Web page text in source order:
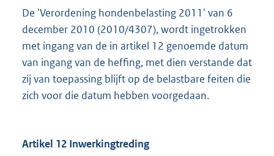
De 'Verordening hondenbelasting 2011' van 6
december 2010 (2010/4307), wordt ingetrokken
met ingang van de in artikel 12 genoemde datum
van ingang van de heffing, met dien verstande dat
zij van toepassing blijft op de belastbare feiten die
zich voor die datum hebben voorgedaan.
Artikel 12 Inwerkingtreding